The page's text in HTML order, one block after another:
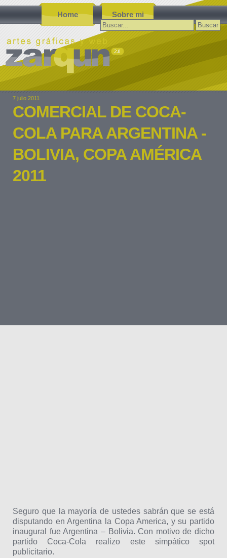
Home Sobre mi
Buscar:
7 julio 2011
COMERCIAL DE COCA-
COLA PARA ARGENTINA -
BOLIVIA, COPA AMÉRICA
2011
Seguro que la mayoría de ustedes sabrán que se está
disputando en Argentina la Copa America, y su partido
inaugural fue Argentina – Bolivia. Con motivo de dicho
partido Coca-Cola realizo este simpático spot
publicitario.